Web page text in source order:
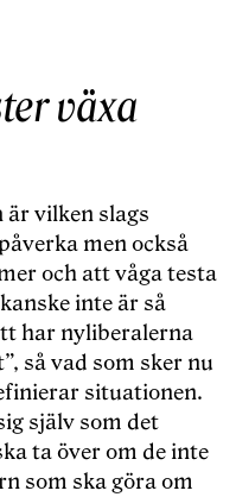
växa
är vilken slags
men också
och att våga testa
inte är så
har nyliberalerna
så vad som sker nu
situationen.
själv som det
ta över om de inte
som ska göra om